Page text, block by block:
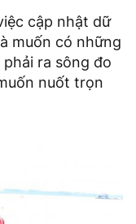
cập nhật dữ
muốn có những
ra sông đo
nuốt trọn